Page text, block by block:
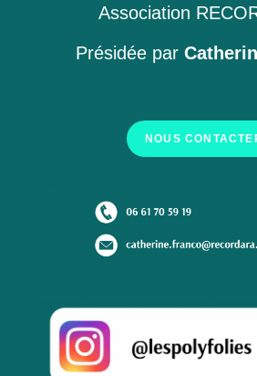
Association
Présidée par
NOUS